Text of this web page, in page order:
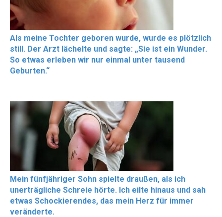
Als meine Tochter geboren wurde, wurde es plötzlich
still. Der Arzt lächelte und sagte: „Sie ist ein Wunder.
So etwas erleben wir nur einmal unter tausend
Geburten.“
Mein fünfjähriger Sohn spielte draußen, als ich
unerträgliche Schreie hörte. Ich eilte hinaus und sah
etwas Schockierendes, das mein Herz für immer
veränderte.